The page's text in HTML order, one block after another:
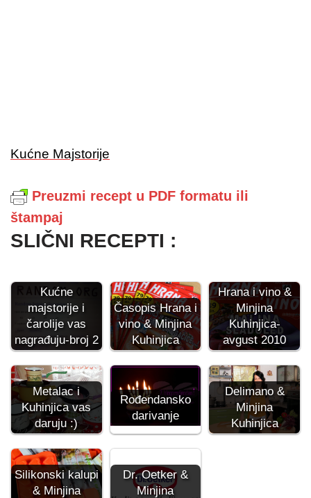
Kućne Majstorije
Preuzmi recept u PDF formatu ili
štampaj
SLIČNI RECEPTI :
Kućne
majstorije i
čarolije vas
nagrađuju-broj 2
Časopis Hrana i
vino & Minjina
Kuhinjica
Hrana i vino &
Minjina
Kuhinjica-
avgust 2010
Metalac i
Kuhinjica vas
daruju :)
Rođendansko
darivanje
Delimano &
Minjina
Kuhinjica
Silikonski kalupi
& Minjina
Dr. Oetker &
Minjina